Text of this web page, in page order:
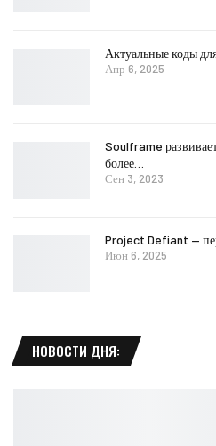
Актуальные коды
Апр 6, 2025
Soulframe
более…
Сен 3, 2023
Project Defiant —
Июн 6, 2025
НОВОСТИ ДНЯ: